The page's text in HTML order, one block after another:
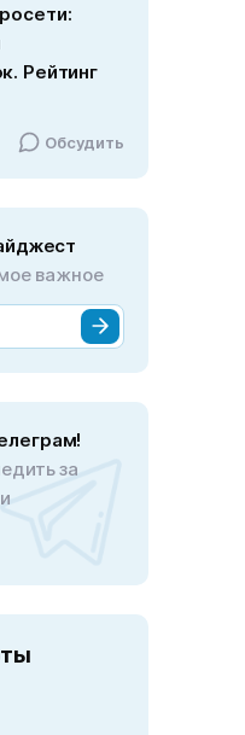
Рейтинг
Обсудить
важное
за